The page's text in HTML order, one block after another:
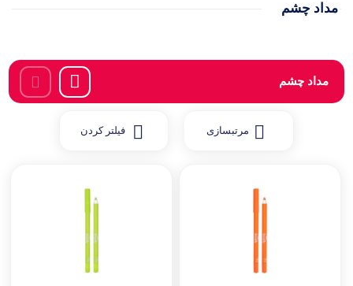
مداد چشم
مداد چشم
مرتبسازی فیلتر کردن